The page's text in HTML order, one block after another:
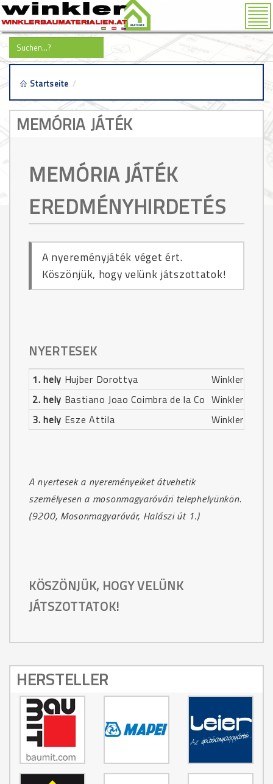
Startseite /
MEMÓRIA JÁTÉK
MEMÓRIA JÁTÉK
EREDMÉNYHIRDETÉS
A nyereményjáték véget ért.
Köszönjük, hogy velünk játszottatok!
NYERTESEK
1. hely Hujber Dorottya
Winkler
2. hely Bastiano Joao Coimbra de la Co Winkler
3. hely Esze Attila Winkler
A nyertesek a nyereményeiket átvehetik
személyesen a mosonmagyaróvári telephelyünkön.
(9200, Mosonmagyaróvár, Halászi út 1.)
KÖSZÖNJÜK, HOGY VELÜNK
JÁTSZOTTATOK!
HERSTELLER